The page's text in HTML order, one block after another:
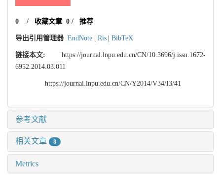
0 / 收藏文章 0/ 推荐
导出引用管理器 EndNote Ris BibTeX
链接本文:
https://journal.lnpu.edu.cn/CN/10.3696/j.issn.1672-
6952.2014.03.011
https://journal.lnpu.edu.cn/CN/Y2014/V34/I3/41
参考文献
相关文章 8
Metrics